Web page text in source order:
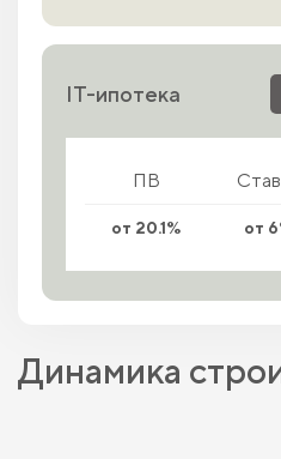
IT-ипотека
ПВ
от 20.1% от
Динамика